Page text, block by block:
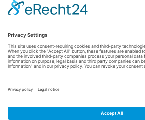
Afdruk |Privacybeleid|Verklaring van
E: info@sauerland.com